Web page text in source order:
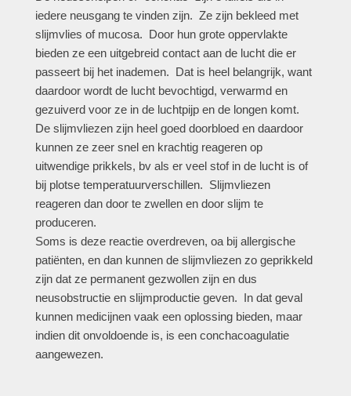
iedere neusgang te vinden zijn. Ze zijn bekleed met
slijmvlies of mucosa. Door hun grote oppervlakte
bieden ze een uitgebreid contact aan de lucht die er
passeert bij het inademen. Dat is heel belangrijk, want
daardoor wordt de lucht bevochtigd, verwarmd en
gezuiverd voor ze in de luchtpijp en de longen komt.
De slijmvliezen zijn heel goed doorbloed en daardoor
kunnen ze zeer snel en krachtig reageren op
uitwendige prikkels, bv als er veel stof in de lucht is of
bij plotse temperatuurverschillen. Slijmvliezen
reageren dan door te zwellen en door slijm te
produceren.
Soms is deze reactie overdreven, oa bij allergische
patiënten, en dan kunnen de slijmvliezen zo geprikkeld
zijn dat ze permanent gezwollen zijn en dus
neusobstructie en slijmproductie geven. In dat geval
kunnen medicijnen vaak een oplossing bieden, maar
indien dit onvoldoende is, is een conchacoagulatie
aangewezen.